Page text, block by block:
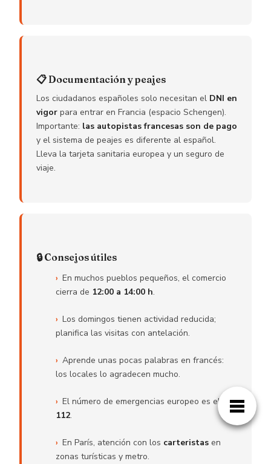
📋 Documentación y peajes
Los ciudadanos españoles solo necesitan el DNI en
vigor para entrar en Francia (espacio Schengen).
Importante: las autopistas francesas son de pago
y el sistema de peajes es diferente al español.
Lleva la tarjeta sanitaria europea y un seguro de
viaje.
🔒 Consejos útiles
En muchos pueblos pequeños, el comercio
cierra de 12:00 a 14:00 h.
Los domingos tienen actividad reducida;
planifica las visitas con antelación.
Aprende unas pocas palabras en francés:
los locales lo agradecen mucho.
El número de emergencias europeo es el
112.
En París, atención con los carteristas en
zonas turísticas y metro.